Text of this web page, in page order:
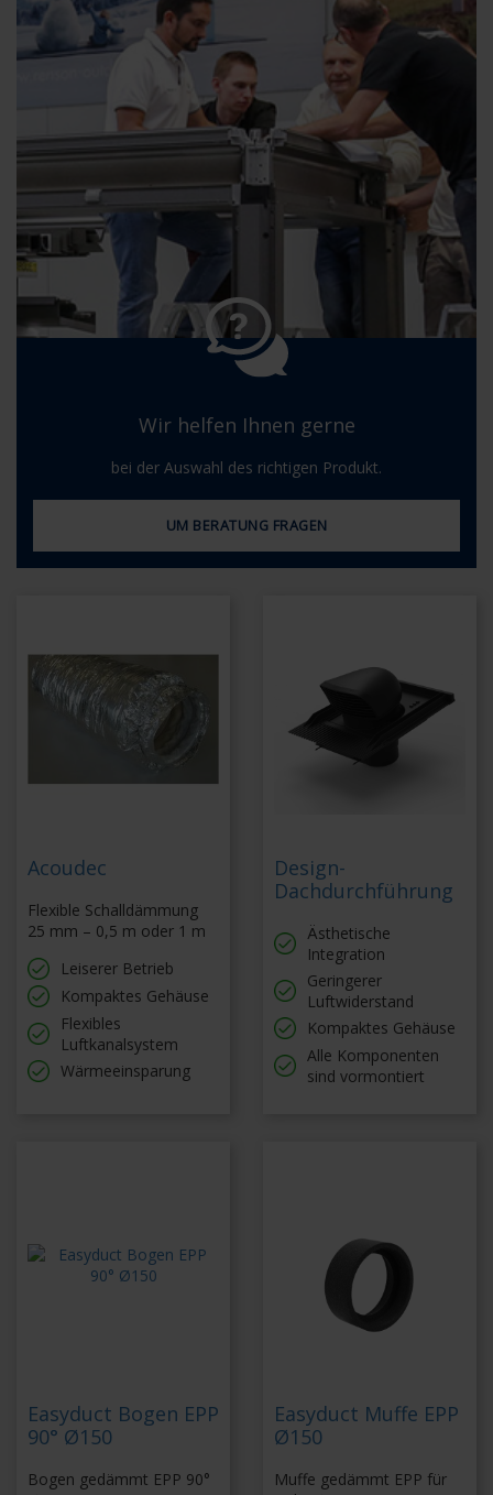
Wir helfen Ihnen gerne
bei der Auswahl des richtigen Produkt.
UM BERATUNG FRAGEN
Acoudec
Flexible Schalldämmung
25 mm – 0,5 m oder 1 m
Leiserer Betrieb
Kompaktes Gehäuse
Flexibles
Luftkanalsystem
Wärmeeinsparung
Design-
Dachdurchführung
Ästhetische
Integration
Geringerer
Luftwiderstand
Kompaktes Gehäuse
Alle Komponenten
sind vormontiert
Easyduct Bogen EPP
90° Ø150
Bogen gedämmt EPP 90°
Easyduct Muffe EPP
Ø150
Muffe gedämmt EPP für